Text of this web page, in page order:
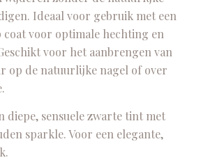
Ideaal voor gebruik met een
coat voor optimale hechting en
voor het aanbrengen van
op de natuurlijke nagel of over
diepe, sensuele zwarte tint met
sparkle. Voor een elegante,